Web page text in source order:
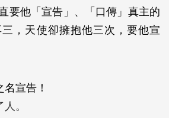
要他「宣告」、「口傳」真主的
，天使卻擁抱他三次，要他宣
名宣告！
人。